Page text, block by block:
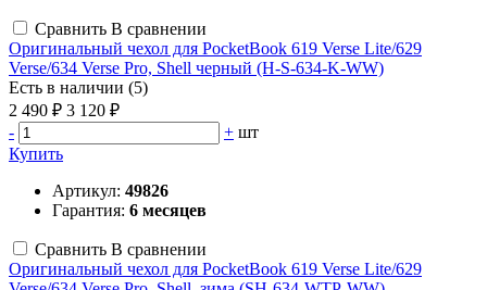
Сравнить В сравнении
Оригинальный чехол для PocketBook 619 Verse Lite/629
Verse/634 Verse Pro, Shell черный (H-S-634-K-WW)
Есть в наличии (5)
2 490 ₽ 3 120 ₽
-
+ шт
Купить
Артикул: 49826
Гарантия: 6 месяцев
Сравнить В сравнении
Оригинальный чехол для PocketBook 619 Verse Lite/629